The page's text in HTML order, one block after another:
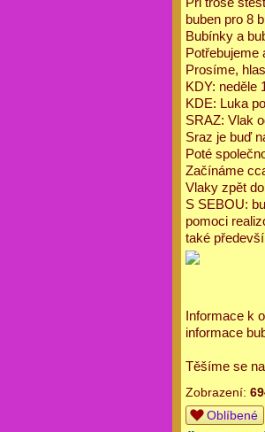
buben pro 8
Bubínky a
Potřebujeme
Prosíme,
KDY: neděle
KDE: Luka
SRAZ: Vlak
Sraz je buď
Poté
Začínáme
Vlaky zpět
S SEBOU:
pomoci
také
Informace k
informace
Těšíme se
Zobrazení:
Oblíbené